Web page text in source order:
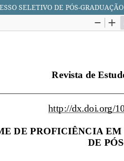
SELETIVO DE PÓS-GRADUAÇÃO